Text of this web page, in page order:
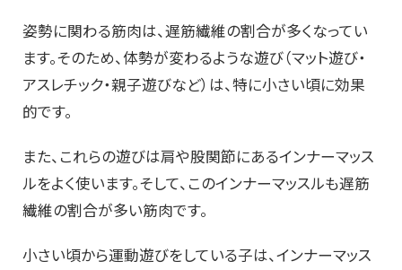
姿勢に関わる筋肉は、遅筋繊維の割合が多くなってい
ます。そのため、体勢が変わるような遊び（マット遊び・
アスレチック・親子遊びなど）は、特に小さい頃に効果
的です。
また、これらの遊びは肩や股関節にあるインナーマッス
ルをよく使います。そして、このインナーマッスルも遅筋
繊維の割合が多い筋肉です。
小さい頃から運動遊びをしている子は、インナーマッス